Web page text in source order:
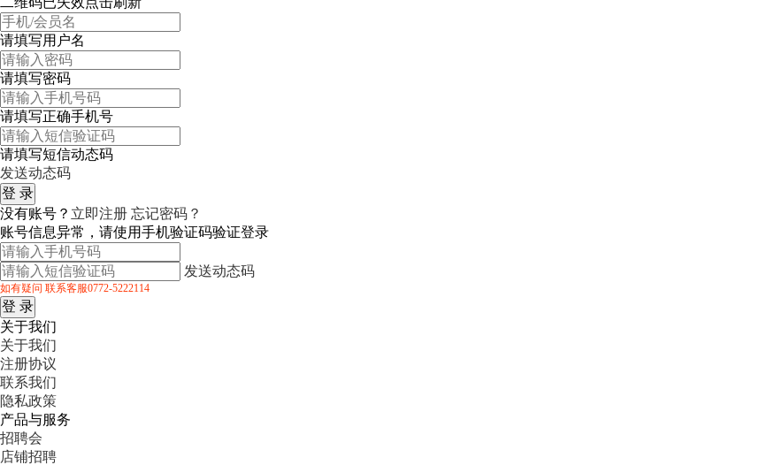
请填写用户名
请填写密码
请填写正确手机号
请填写短信动态码
发送动态码
没有账号？ 立即注册 忘记密码？
账号信息异常，请使用手机验证码验证登录
发送动态码
如有疑问 联系客服0772-5222114
关于我们
关于我们
注册协议
联系我们
隐私政策
产品与服务
招聘会
店铺招聘